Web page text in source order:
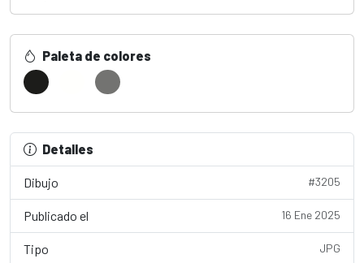
Paleta de colores
Detalles
Dibujo #3205
Publicado el 16 Ene 2025
Tipo JPG